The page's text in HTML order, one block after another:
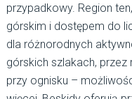
przypadkowy. Region
górskim i dostępem do
dla różnorodnych
górskich szlakach,
przy ognisku –